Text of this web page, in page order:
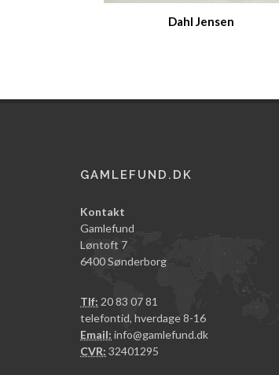
Dahl Jensen
GAMLEFUND.DK
Kontakt
Gamlefund
Løntoft 7
6400 Sønderborg
Tlf: 20 83 07 81
telefontid, hverdage 8-16
Email: info@gamlefund.dk
CVR: 32401295